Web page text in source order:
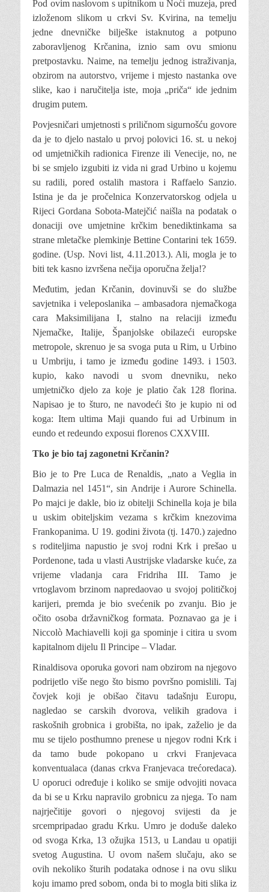
Pod ovim naslovom s upitnikom u Noći muzeja, pred
izloženom slikom u crkvi Sv. Kvirina, na temelju
jedne dnevničke bilješke istaknutog a potpuno
zaboravljenog Krčanina, iznio sam ovu smionu
pretpostavku. Naime, na temelju jednog istraživanja,
obzirom na autorstvo, vrijeme i mjesto nastanka ove
slike, kao i naručitelja iste, moja „priča“ ide jednim
drugim putem.
Povjesničari umjetnosti s priličnom sigurnošću govore
da je to djelo nastalo u prvoj polovici 16. st. u nekoj
od umjetničkih radionica Firenze ili Venecije, no, ne
bi se smjelo izgubiti iz vida ni grad Urbino u kojemu
su radili, pored ostalih mastora i Raffaelo Sanzio.
Istina je da je pročelnica Konzervatorskog odjela u
Rijeci Gordana Sobota-Matejčić naišla na podatak o
donaciji ove umjetnine krčkim benediktinkama sa
strane mletačke plemkinje Bettine Contarini tek 1659.
godine. (Usp. Novi list, 4.11.2013.). Ali, mogla je to
biti tek kasno izvršena nečija oporučna želja!?
Međutim, jedan Krčanin, dovinuvši se do službe
savjetnika i veleposlanika – ambasadora njemačkoga
cara Maksimilijana I, stalno na relaciji između
Njemačke, Italije, Španjolske obilazeći europske
metropole, skrenuo je sa svoga puta u Rim, u Urbino
u Umbriju, i tamo je između godine 1493. i 1503.
kupio, kako navodi u svom dnevniku, neko
umjetničko djelo za koje je platio čak 128 florina.
Napisao je to šturo, ne navodeći što je kupio ni od
koga: Item ultima Maji quando fui ad Urbinum in
eundo et redeundo exposui florenos CXXVIII.
Tko je bio taj zagonetni Krčanin?
Bio je to Pre Luca de Renaldis, „nato a Veglia in
Dalmazia nel 1451“, sin Andrije i Aurore Schinella.
Po majci je dakle, bio iz obitelji Schinella koja je bila
u uskim obiteljskim vezama s krčkim knezovima
Frankopanima. U 19. godini života (tj. 1470.) zajedno
s roditeljima napustio je svoj rodni Krk i prešao u
Pordenone, tada u vlasti Austrijske vladarske kuće, za
vrijeme vladanja cara Fridriha III. Tamo je
vrtoglavom brzinom napredaovao u svojoj političkoj
karijeri, premda je bio svećenik po zvanju. Bio je
očito osoba državničkog formata. Poznavao ga je i
Niccolò Machiavelli koji ga spominje i citira u svom
kapitalnom dijelu Il Principe – Vladar.
Rinaldisova oporuka govori nam obzirom na njegovo
podrijetlo više nego što bismo površno pomislili. Taj
čovjek koji je obišao čitavu tadašnju Europu,
nagledao se carskih dvorova, velikih gradova i
raskošnih grobnica i grobišta, no ipak, zaželio je da
mu se tijelo posthumno prenese u njegov rodni Krk i
da tamo bude pokopano u crkvi Franjevaca
konventualaca (danas crkva Franjevaca trećoredaca).
U oporuci određuje i koliko se smije odvojiti novaca
da bi se u Krku napravilo grobnicu za njega. To nam
najrječitije govori o njegovoj svijesti da je
srcempripadao gradu Krku. Umro je doduše daleko
od svoga Krka, 13 ožujka 1513, u Landau u opatiji
svetog Augustina. U ovom našem slučaju, ako se
ovih nekoliko šturih podataka odnose i na ovu sliku
koju imamo pred sobom, onda bi to mogla biti slika iz